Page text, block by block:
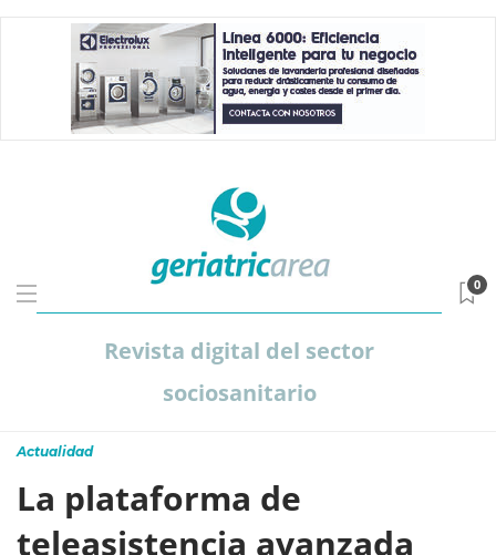
Revista digital del sector
sociosanitario
0
Actualidad
La plataforma de
teleasistencia avanzada